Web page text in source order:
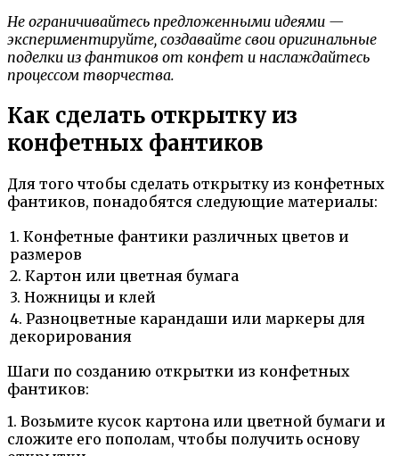
Не ограничивайтесь предложенными идеями —
экспериментируйте, создавайте свои оригинальные
поделки из фантиков от конфет и наслаждайтесь
процессом творчества.
Как сделать открытку из
конфетных фантиков
Для того чтобы сделать открытку из конфетных
фантиков, понадобятся следующие материалы:
1. Конфетные фантики различных цветов и
размеров
2. Картон или цветная бумага
3. Ножницы и клей
4. Разноцветные карандаши или маркеры для
декорирования
Шаги по созданию открытки из конфетных
фантиков:
1. Возьмите кусок картона или цветной бумаги и
сложите его пополам, чтобы получить основу